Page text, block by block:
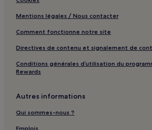
Priorat : hôtels
Montsià : hôtels
Baix Ebre : hôtels
Mentions légales / Nous contacter
Comment fonctionne notre site
Directives de contenu et signalement de
Conditions générales d’utilisation du
Rewards
Autres informations
Qui sommes-nous ?
Emplois